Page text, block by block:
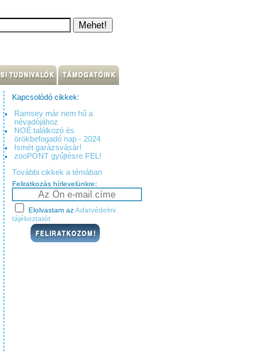
Kapcsolódó cikkek:
Ramsey már nem hű a
névadójához
NOÉ találkozó és
örökbefogadó nap - 2024
Ismét garázsvásár!
zooPONT gyűjtésre FEL!
További cikkek a témában
Feliratkozás hírlevelünkre:
Elolvastam azAdatvédelmi
tájékoztatót